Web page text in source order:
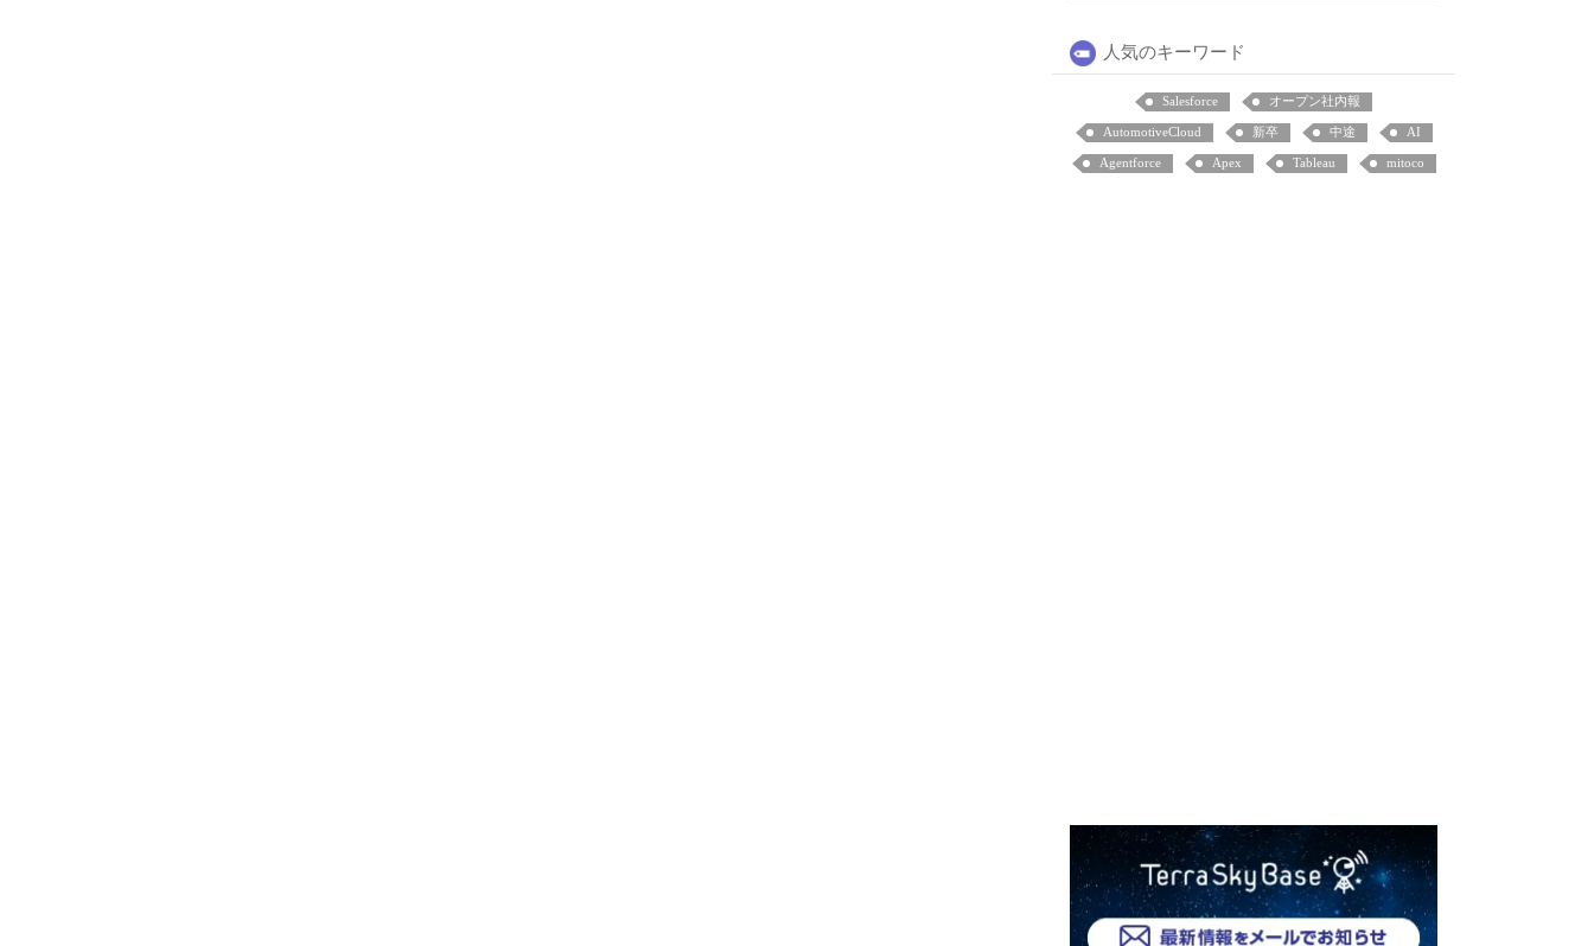
人気のキーワード
Salesforce オープン社内報
AutomotiveCloud 新卒 中途 AI
Agentforce Apex Tableau mitoco